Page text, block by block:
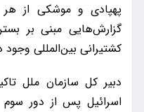
پهپادی و موشکی از
گزارش‌هایی مبنی بر
کشتیرانی بین‌المللی وجود
دبیر کل سازمان ملل
اسرائیل پس از دور سوم